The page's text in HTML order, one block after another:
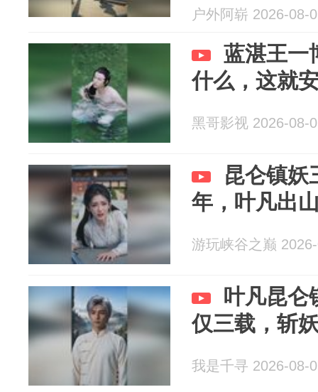
户外阿崭 2026-08-
蓝湛王一
什么，这就
黑哥影视 2026-08-
昆仑镇妖
年，叶凡出
游玩峡谷之巅
叶凡昆仑
仅三载，斩
我是千寻 2026-08-